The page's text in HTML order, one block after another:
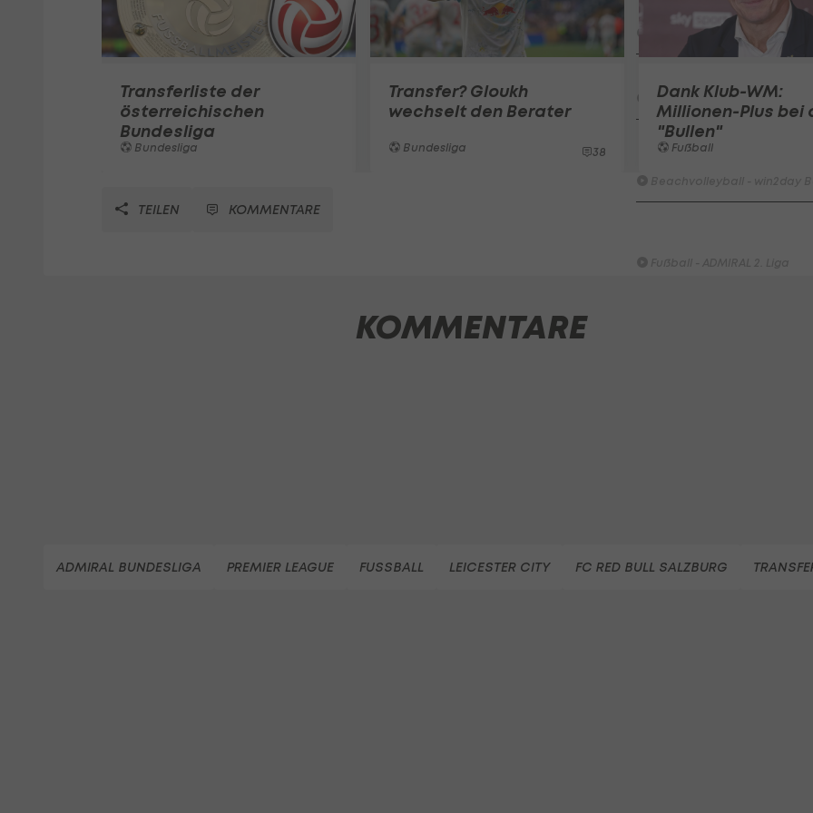
Bundesliga-Premiere ein
Fußball - Frauen-Bundesliga
Fußball - Frauen-Bundesliga
win2day Beach Tour PRO
Entscheidung
Transferliste der
österreichischen
Bundesliga
Bundesliga
Transfer? Gloukh
wechselt den Berater
Bundesliga 38
Dank Klub-WM:
Millionen-Plus bei
"Bullen"
Fußball
TEILEN KOMMENTARE
KOMMENTARE
ADMIRAL BUNDESLIGA PREMIER LEAGUE FUSSBALL LEICESTER CITY FC RED BULL SALZBURG